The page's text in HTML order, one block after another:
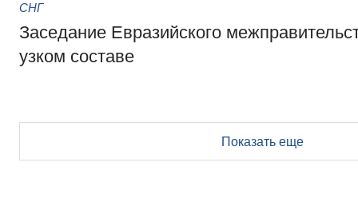
СНГ
Заседание Евразийского
узком составе
Показать еще